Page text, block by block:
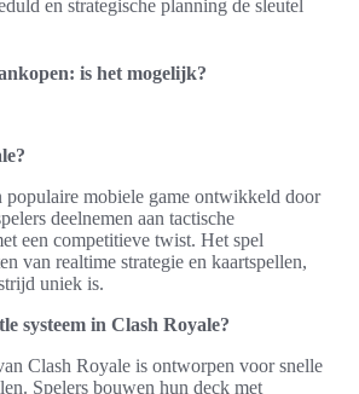
en strategische planning de sleutel
is het mogelijk?
populaire mobiele game ontwikkeld door
deelnemen aan tactische
een competitieve twist. Het spel
van realtime strategie en kaartspellen,
uniek is.
systeem in Clash Royale?
Clash Royale is ontworpen voor snelle
Spelers bouwen hun deck met